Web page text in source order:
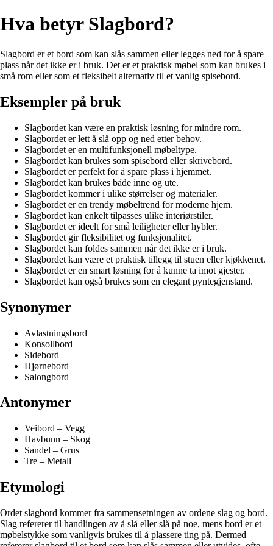
Hva betyr Slagbord?
Slagbord er et bord som kan slås sammen eller legges ned for å spare
plass når det ikke er i bruk. Det er et praktisk møbel som kan brukes i
små rom eller som et fleksibelt alternativ til et vanlig spisebord.
Eksempler på bruk
Slagbordet kan være en praktisk løsning for mindre rom.
Slagbordet er lett å slå opp og ned etter behov.
Slagbordet er en multifunksjonell møbeltype.
Slagbordet kan brukes som spisebord eller skrivebord.
Slagbordet er perfekt for å spare plass i hjemmet.
Slagbordet kan brukes både inne og ute.
Slagbordet kommer i ulike størrelser og materialer.
Slagbordet er en trendy møbeltrend for moderne hjem.
Slagbordet kan enkelt tilpasses ulike interiørstiler.
Slagbordet er ideelt for små leiligheter eller hybler.
Slagbordet gir fleksibilitet og funksjonalitet.
Slagbordet kan foldes sammen når det ikke er i bruk.
Slagbordet kan være et praktisk tillegg til stuen eller kjøkkenet.
Slagbordet er en smart løsning for å kunne ta imot gjester.
Slagbordet kan også brukes som en elegant pyntegjenstand.
Synonymer
Avlastningsbord
Konsollbord
Sidebord
Hjørnebord
Salongbord
Antonymer
Veibord – Vegg
Havbunn – Skog
Sandel – Grus
Tre – Metall
Etymologi
Ordet slagbord kommer fra sammensetningen av ordene slag og bord.
Slag refererer til handlingen av å slå eller slå på noe, mens bord er et
møbelstykke som vanligvis brukes til å plassere ting på. Dermed